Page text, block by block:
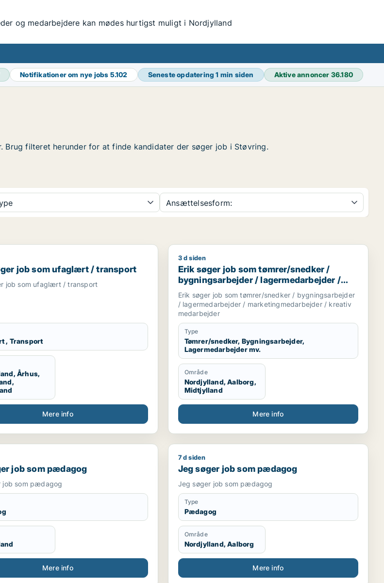
og medarbejdere kan mødes hurtigst muligt i Nordjylland
Notifikationer om nye jobs 5.102 Seneste opdatering1 min siden Aktive annoncer 36.180
filteret herunder for at finde kandidater der søger job i Støvring.
Ansættelsesform:
job som ufaglært / transport
job som ufaglært / transport
job som ufaglært / transport
, Transport
Århus,
Mere info
Erik søger job som tømrer/snedker /
3 d siden
Erik søger job som tømrer/snedker /
bygningsarbejder / lagermedarbejder /
marketingmedarbejder / kreativ
medarbejder
Erik søger job som tømrer/snedker / bygningsarbejder
/ lagermedarbejder / marketingmedarbejder / kreativ
medarbejder
Type
Tømrer/snedker, Bygningsarbejder,
Lagermedarbejder mv.
Område
Nordjylland, Aalborg,
Midtjylland
Mere info
job som pædagog
job som pædagog
job som pædagog
Mere info
Jeg søger job som pædagog
7 d siden
Jeg søger job som pædagog
Jeg søger job som pædagog
Type
Pædagog
Område
Nordjylland, Aalborg
Mere info